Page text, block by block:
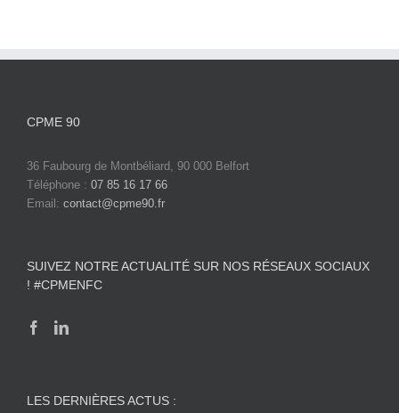
CPME 90
36 Faubourg de Montbéliard, 90 000 Belfort
Téléphone : 07 85 16 17 66
Email: contact@cpme90.fr
SUIVEZ NOTRE ACTUALITÉ SUR NOS RÉSEAUX SOCIAUX
! #CPMENFC
LES DERNIÈRES ACTUS :